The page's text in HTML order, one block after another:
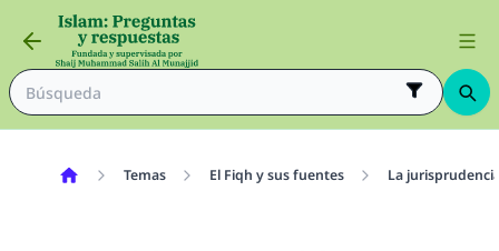
Temas El Fiqh y sus fuentes La